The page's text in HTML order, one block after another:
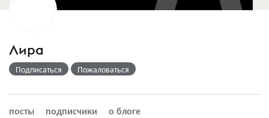
Лира
Подписаться Пожаловаться
посты подписчики о блоге